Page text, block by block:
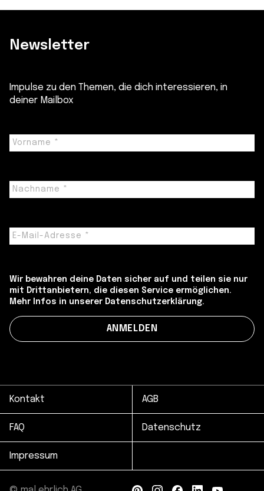
Newsletter
Impulse zu den Themen, die dich interessieren, in
deiner Mailbox
Wir bewahren deine Daten sicher auf und teilen sie nur
mit Drittanbietern, die diesen Service ermöglichen.
Mehr Infos in unserer Datenschutzerklärung.
Kontakt AGB
FAQ Datenschutz
Impressum